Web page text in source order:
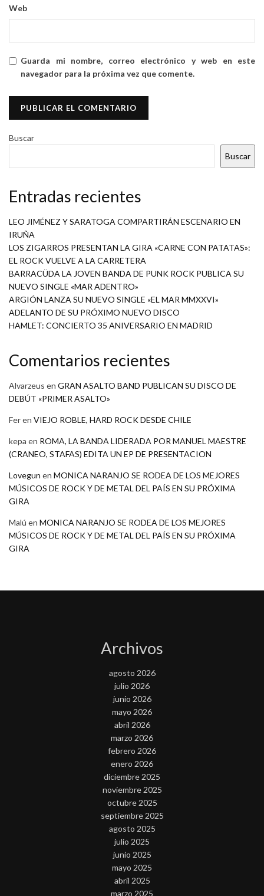
Web
Guarda mi nombre, correo electrónico y web en este
navegador para la próxima vez que comente.
Buscar
Buscar
Entradas recientes
LEO JIMÉNEZ Y SARATOGA COMPARTIRÁN ESCENARIO EN
IRUÑA
LOS ZIGARROS PRESENTAN LA GIRA «CARNE CON PATATAS»:
EL ROCK VUELVE A LA CARRETERA
BARRACÜDA LA JOVEN BANDA DE PUNK ROCK PUBLICA SU
NUEVO SINGLE «MAR ADENTRO»
ARGIÓN LANZA SU NUEVO SINGLE «EL MAR MMXXVI»
ADELANTO DE SU PRÓXIMO NUEVO DISCO
HAMLET: CONCIERTO 35 ANIVERSARIO EN MADRID
Comentarios recientes
Alvarzeus en GRAN ASALTO BAND PUBLICAN SU DISCO DE
DEBÚT «PRIMER ASALTO»
Feren VIEJO ROBLE, HARD ROCK DESDE CHILE
kepa en ROMA, LA BANDA LIDERADA POR MANUEL MAESTRE
(CRANEO, STAFAS) EDITA UN EP DE PRESENTACION
Lovegun en MONICA NARANJO SE RODEA DE LOS MEJORES
MÚSICOS DE ROCK Y DE METAL DEL PAÍS EN SU PRÓXIMA
GIRA
Malú en MONICA NARANJO SE RODEA DE LOS MEJORES
MÚSICOS DE ROCK Y DE METAL DEL PAÍS EN SU PRÓXIMA
GIRA
Archivos
agosto 2026
julio 2026
junio 2026
mayo 2026
abril 2026
marzo 2026
febrero 2026
enero 2026
diciembre 2025
noviembre 2025
octubre 2025
septiembre 2025
agosto 2025
julio 2025
junio 2025
mayo 2025
abril 2025
marzo 2025